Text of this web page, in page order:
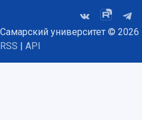
Самарский университет © 2026 |
RSS
API